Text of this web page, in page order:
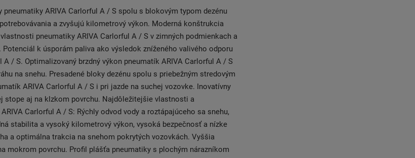
pneumatiky ARIVA Carlorful A / S spolu s blokovým typom dezénu
a zvyšujú kilometrový výkon. Moderná konštrukcia
pneumatiky ARIVA Carlorful A / S v zimných podmienkach a
k úsporám paliva ako výsledok zníženého valivého odporu
A / S. Optimalizovaný brzdný výkon pneumatík ARIVA Carlorful A / S
na snehu. Presadené bloky dezénu spolu s priebežným stredovým
ARIVA Carlorful A / S i pri jazde na suchej vozovke. Inovatívny
stope aj na klzkom povrchu. Najdôležitejšie vlastnosti a
Carlorful A / S: Rýchly odvod vody a roztápajúceho sa snehu,
stabilita a vysoký kilometrový výkon, vysoká bezpečnosť a nízke
a optimálna trakcia na snehom pokrytých vozovkách. Vyššia
mokrom povrchu. Profil plášťa pneumatiky s plochým nárazníkom